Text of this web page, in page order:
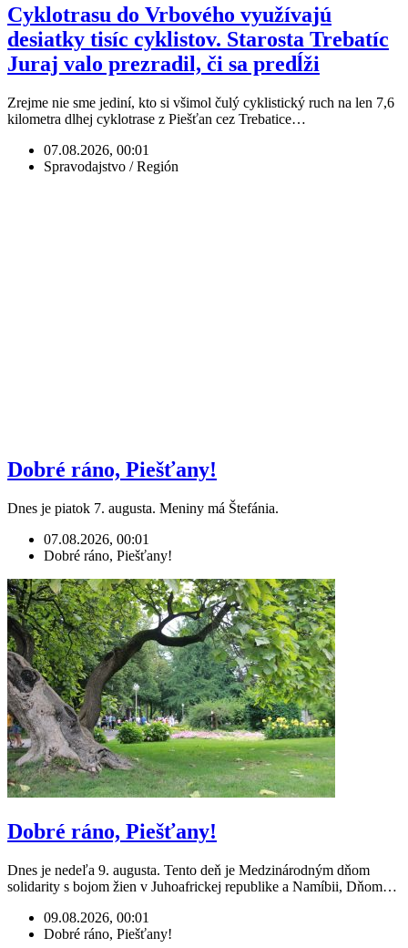
Cyklotrasu do Vrbového využívajú
desiatky tisíc cyklistov. Starosta Trebatíc
Juraj valo prezradil, či sa predĺži
Zrejme nie sme jediní, kto si všimol čulý cyklistický ruch na len 7,6
kilometra dlhej cyklotrase z Piešťan cez Trebatice…
07.08.2026, 00:01
Spravodajstvo / Región
Dobré ráno, Piešťany!
Dnes je piatok 7. augusta. Meniny má Štefánia.
07.08.2026, 00:01
Dobré ráno, Piešťany!
Dobré ráno, Piešťany!
Dnes je nedeľa 9. augusta. Tento deň je Medzinárodným dňom
solidarity s bojom žien v Juhoafrickej republike a Namíbii, Dňom…
09.08.2026, 00:01
Dobré ráno, Piešťany!